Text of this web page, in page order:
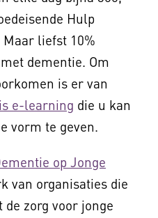
Hulp
liefst 10%
dementie. Om
is er van
e-learning die u kan
vorm te geven.
op Jonge
van organisaties die
zorg voor jonge